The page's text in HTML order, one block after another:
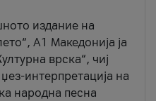
издание на
А1 Македонија ја
врска“, чиј
интерпретација на
народна песна